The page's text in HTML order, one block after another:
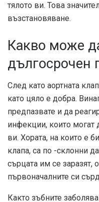
тялото ви. Това
възстановяване.
Какво може
дългосрочен
След като аортната
като цяло е добра.
предпазвате и да
инфекции, които могат
ви. Хората, на които е
клапа, са по -склонни
сърцата им се заразят,
първоначалните си
Както зъбните